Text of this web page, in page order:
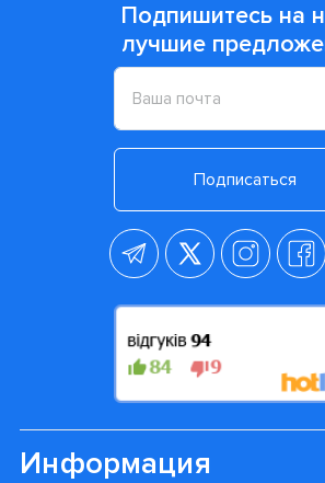
Подпишитесь на
лучшие
Подписаться
Информация